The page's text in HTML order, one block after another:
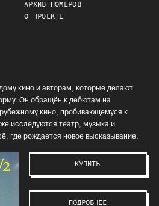
АРХИВ НОМЕРОВ
О ПРОЕКТЕ
кино и авторам, которые делают
Он обращён к дебютам на
кино, пробивающемуся к
исследуются театр, музыка и
где рождается новое высказывание.
КУПИТЬ
ПОДРОБНЕЕ